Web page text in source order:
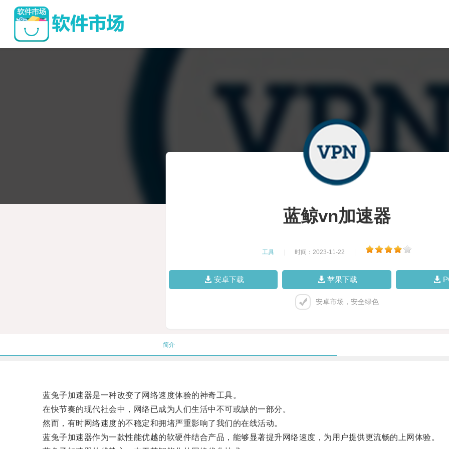
蓝鲸vn加速器
工具 时间：2023-11-22
安卓下载 苹果下载
安卓市场，安全绿色
简介
蓝兔子加速器是一种改变了网络速度体验的神奇工具。
在快节奏的现代社会中，网络已成为人们生活中不可或缺的一部分。
然而，有时网络速度的不稳定和拥堵严重影响了我们的在线活动。
蓝兔子加速器作为一款性能优越的软硬件结合产品，能够显著提升网络速度，为用户提供更流畅的上网体验。